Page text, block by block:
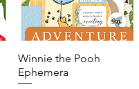
Vista rápida
Winnie the Pooh
Ephemera